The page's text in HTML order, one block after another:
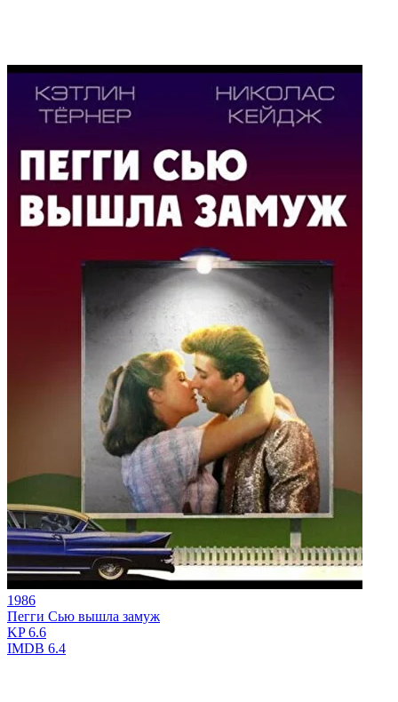
1986
Пегги Сью вышла замуж
KP6.6
IMDB 6.4